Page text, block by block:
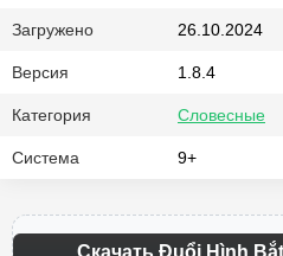
Загружено 26.10.2024
Версия 1.8.4
Категория Словесные
Система 9+
Скачать Đuổi Hình